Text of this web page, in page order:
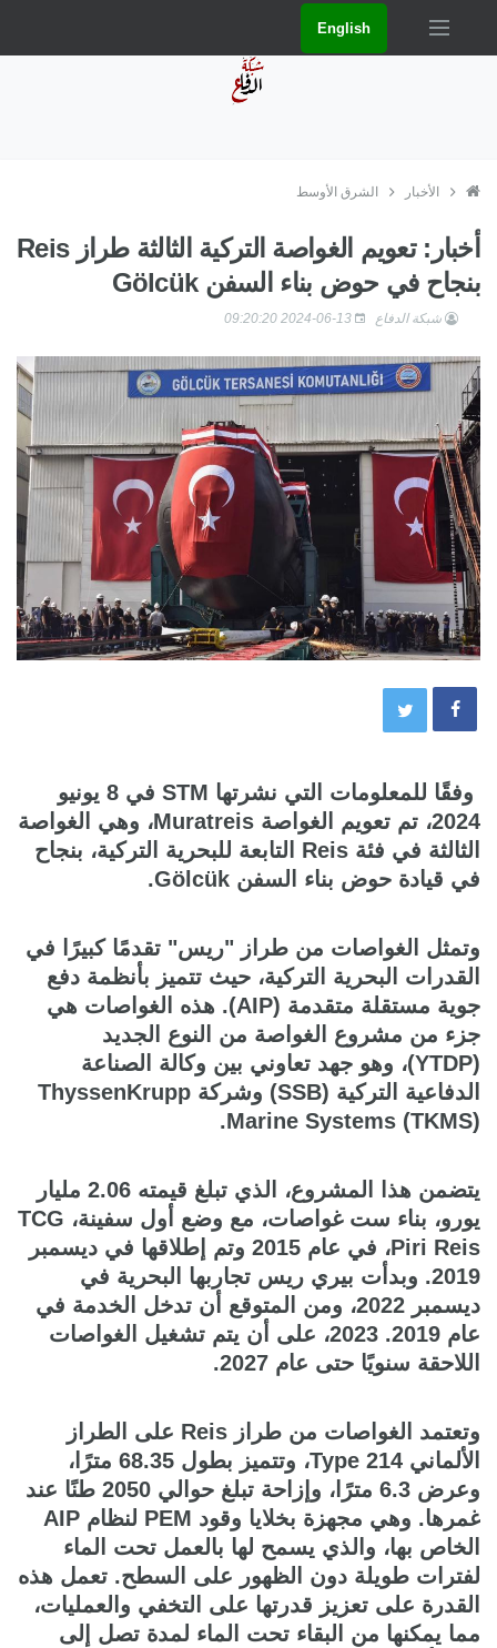
English
الأخبار الشرق الأوسط
أخبار: تعويم الغواصة التركية الثالثة طراز Reis
بنجاح في حوض بناء السفن Gölcük
شبكة الدفاع
وفقًا للمعلومات التي نشرتها STM في 8 يونيو
2024، تم تعويم الغواصة Muratreis، وهي الغواصة
الثالثة في فئة Reis التابعة للبحرية التركية، بنجاح
في قيادة حوض بناء السفن Gölcük.
وتمثل الغواصات من طراز "ريس" تقدمًا كبيرًا في
القدرات البحرية التركية، حيث تتميز بأنظمة دفع
جوية مستقلة متقدمة (AIP). هذه الغواصات هي
جزء من مشروع الغواصة من النوع الجديد
(YTDP)، وهو جهد تعاوني بين وكالة الصناعة
الدفاعية التركية (SSB) وشركة ThyssenKrupp
Marine Systems (TKMS).
يتضمن هذا المشروع، الذي تبلغ قيمته 2.06 مليار
يورو، بناء ست غواصات، مع وضع أول سفينة، TCG
Piri Reis، في عام 2015 وتم إطلاقها في ديسمبر
2019. وبدأت بيري ريس تجاربها البحرية في
ديسمبر 2022، ومن المتوقع أن تدخل الخدمة في
عام 2019. 2023، على أن يتم تشغيل الغواصات
اللاحقة سنويًا حتى عام 2027.
وتعتمد الغواصات من طراز Reis على الطراز
الألماني Type 214، وتتميز بطول 68.35 مترًا،
وعرض 6.3 مترًا، وإزاحة تبلغ حوالي 2050 طنًا عند
غمرها. وهي مجهزة بخلايا وقود PEM لنظام AIP
الخاص بها، والذي يسمح لها بالعمل تحت الماء
لفترات طويلة دون الظهور على السطح. تعمل هذه
القدرة على تعزيز قدرتها على التخفي والعمليات،
مما يمكنها من البقاء تحت الماء لمدة تصل إلى